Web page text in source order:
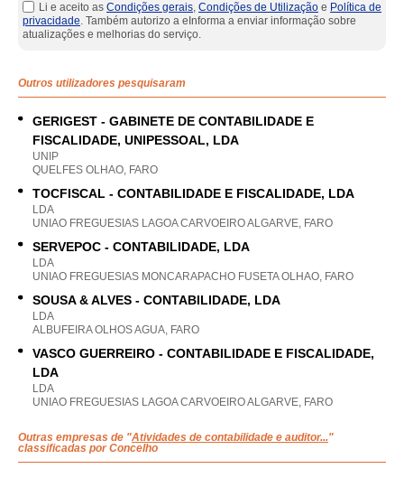
Li e aceito as Condições gerais, Condições de Utilização e Política de
privacidade. Também autorizo a eInforma a enviar informação sobre
atualizações e melhorias do serviço.
Outros utilizadores pesquisaram
GERIGEST - GABINETE DE CONTABILIDADE E
FISCALIDADE, UNIPESSOAL, LDA
UNIP
QUELFES OLHAO, FARO
TOCFISCAL - CONTABILIDADE E FISCALIDADE, LDA
LDA
UNIAO FREGUESIAS LAGOA CARVOEIRO ALGARVE, FARO
SERVEPOC - CONTABILIDADE, LDA
LDA
UNIAO FREGUESIAS MONCARAPACHO FUSETA OLHAO, FARO
SOUSA & ALVES - CONTABILIDADE, LDA
LDA
ALBUFEIRA OLHOS AGUA, FARO
VASCO GUERREIRO - CONTABILIDADE E FISCALIDADE,
LDA
LDA
UNIAO FREGUESIAS LAGOA CARVOEIRO ALGARVE, FARO
Outras empresas de "Atividades de contabilidade e auditor..."
classificadas por Concelho